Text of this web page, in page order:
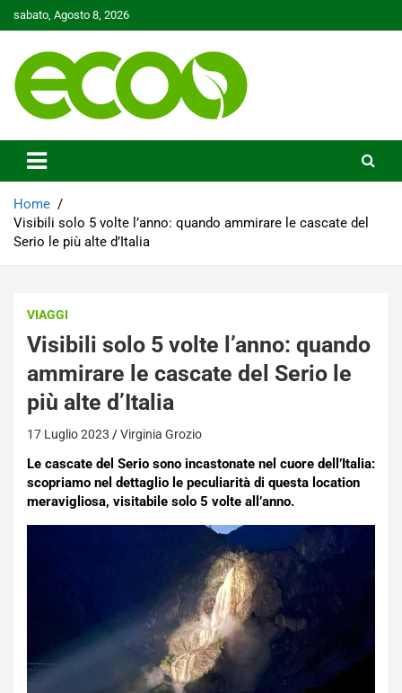
to
sabato, Agosto 8, 2026
Ecoo.it
Home
Visibili solo 5 volte l’anno: quando ammirare le cascate del
Serio le più alte d’Italia
VIAGGI
Visibili solo 5 volte l’anno: quando
ammirare le cascate del Serio le
più alte d’Italia
17 Luglio 2023 Virginia Grozio
Le cascate del Serio sono incastonate nel cuore dell’Italia:
scopriamo nel dettaglio le peculiarità di questa location
meravigliosa, visitabile solo 5 volte all’anno.